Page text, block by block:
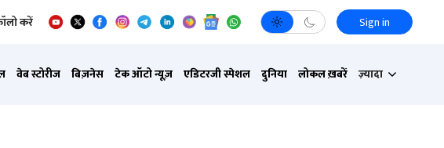
करें Sign in
वेब स्टोरीज बिज़नेस टेक ऑटो न्यूज़ एडिटरजी स्पेशल दुनिया लोकल ख़बरें ज़्यादा